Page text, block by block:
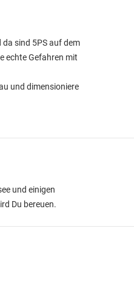
sind 5PS auf dem
echte Gefahren mit
und dimensioniere
und einigen
Du bereuen.